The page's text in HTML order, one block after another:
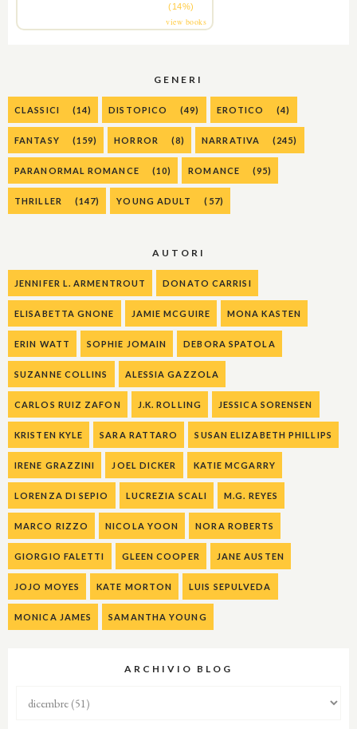
(14%)
view books
GENERI
CLASSICI (14) DISTOPICO (49) EROTICO (4)
FANTASY (159) HORROR (8) NARRATIVA (245)
PARANORMAL ROMANCE (10) ROMANCE (95)
THRILLER (147) YOUNG ADULT (57)
AUTORI
JENNIFER L. ARMENTROUT DONATO CARRISI
ELISABETTA GNONE JAMIE MCGUIRE MONA KASTEN
ERIN WATT SOPHIE JOMAIN DEBORA SPATOLA
SUZANNE COLLINS ALESSIA GAZZOLA
CARLOS RUIZ ZAFON J.K. ROLLING JESSICA SORENSEN
KRISTEN KYLE SARA RATTARO SUSAN ELIZABETH PHILLIPS
IRENE GRAZZINI JOEL DICKER KATIE MCGARRY
LORENZA DI SEPIO LUCREZIA SCALI M.G. REYES
MARCO RIZZO NICOLA YOON NORA ROBERTS
GIORGIO FALETTI GLEEN COOPER JANE AUSTEN
JOJO MOYES KATE MORTON LUIS SEPULVEDA
MONICA JAMES SAMANTHA YOUNG
ARCHIVIO BLOG